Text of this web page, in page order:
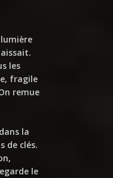
les
fragile
remue
la
de clés.
le